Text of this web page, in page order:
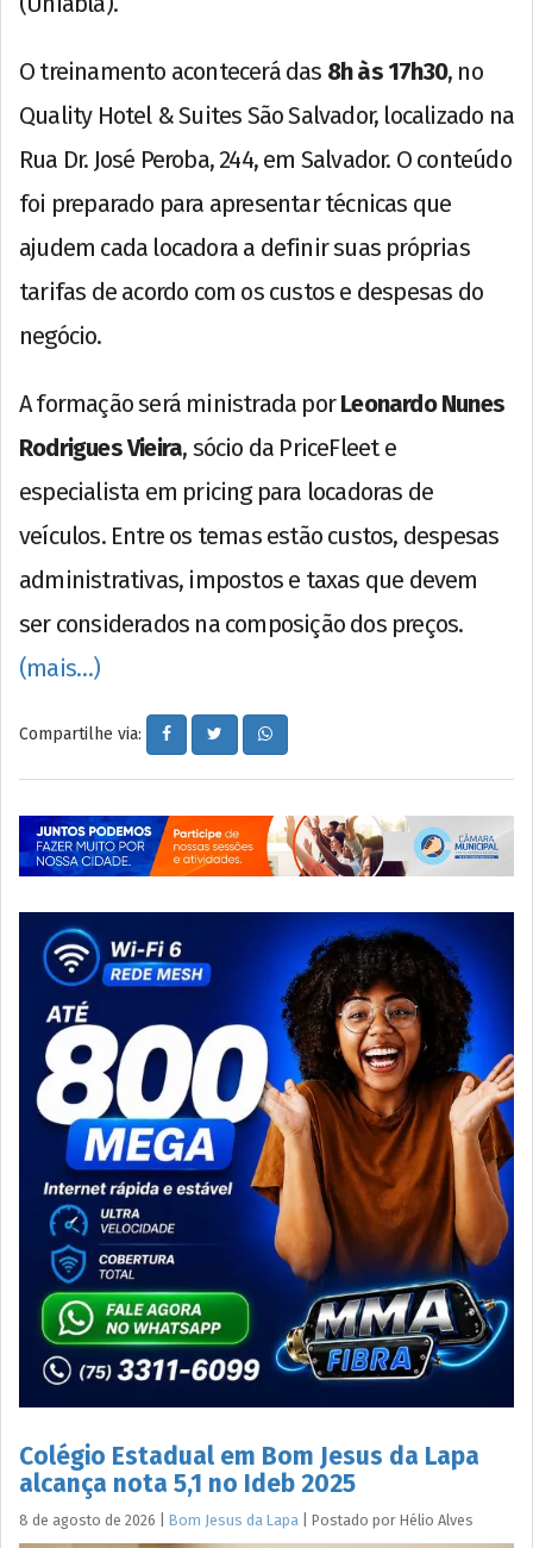
O treinamento acontecerá das 8h às 17h30, no
Quality Hotel & Suites São Salvador, localizado na
Rua Dr. José Peroba, 244, em Salvador. O conteúdo
foi preparado para apresentar técnicas que
ajudem cada locadora a definir suas próprias
tarifas de acordo com os custos e despesas do
negócio.
A formação será ministrada porLeonardo Nunes
Rodrigues Vieira, sócio da PriceFleet e
especialista em pricing para locadoras de
veículos. Entre os temas estão custos, despesas
administrativas, impostos e taxas que devem
ser considerados na composição dos preços.
(mais…)
Compartilhe via:
Colégio Estadual em Bom Jesus da Lapa
alcança nota 5,1 no Ideb 2025
8 de agosto de 2026 Bom Jesus da Lapa Postado por Hélio Alves